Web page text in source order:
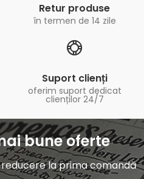
Retur produse
în termen de 14 zile
Suport clienți
oferim suport dedicat
clienților 24/7
bune oferte
reducere la prima comandă